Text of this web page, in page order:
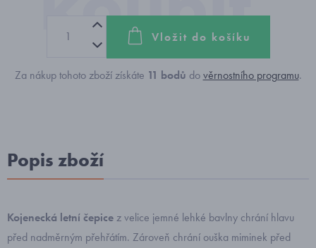
Vložit do košíku
Za nákup tohoto zboží získáte 11 bodů dověrnostního programu.
Popis zboží
Kojenecká letní čepicez velice jemné lehké bavlny chrání hlavu
před nadměrným přehřátím. Zároveň chrání ouška miminek před